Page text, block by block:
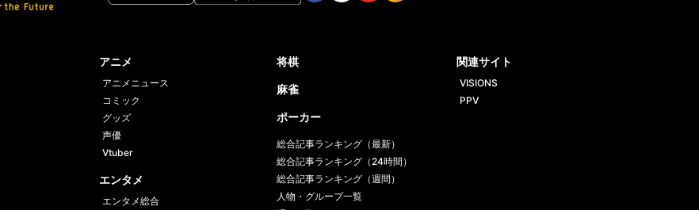
アニメ
アニメニュース
コミック
グッズ
声優
Vtuber
エンタメ
エンタメ総合
将棋
麻雀
ポーカー
総合記事ランキング（最新）
総合記事ランキング（24時間）
総合記事ランキング（週間）
人物・グループ一覧
関連サイト
VISIONS
PPV